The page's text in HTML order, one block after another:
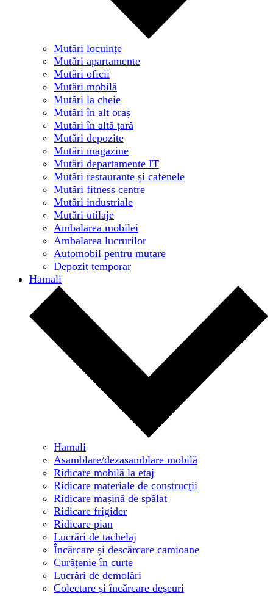
Mutări locuințe
Mutări apartamente
Mutări oficii
Mutări mobilă
Mutări la cheie
Mutări în alt oraș
Mutări în altă țară
Mutări depozite
Mutări magazine
Mutări departamente IT
Mutări restaurante și cafenele
Mutări fitness centre
Mutări industriale
Mutări utilaje
Ambalarea mobilei
Ambalarea lucrurilor
Automobil pentru mutare
Depozit temporar
Hamali
Hamali
Asamblare/dezasamblare mobilă
Ridicare mobilă la etaj
Ridicare materiale de construcții
Ridicare mașină de spălat
Ridicare frigider
Ridicare pian
Lucrări de tachelaj
Încărcare și descărcare camioane
Curățenie în curte
Lucrări de demolări
Colectare și încărcare deșeuri